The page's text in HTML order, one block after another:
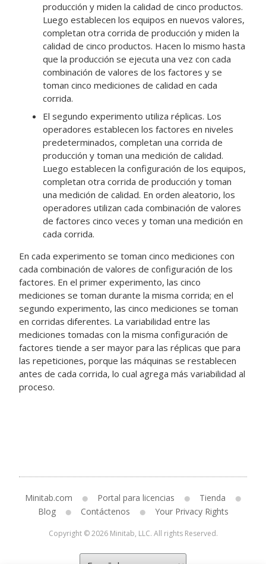
producción y miden la calidad de cinco productos.
Luego establecen los equipos en nuevos valores,
completan otra corrida de producción y miden la
calidad de cinco productos. Hacen lo mismo hasta
que la producción se ejecuta una vez con cada
combinación de valores de los factores y se
toman cinco mediciones de calidad en cada
corrida.
El segundo experimento utiliza réplicas. Los
operadores establecen los factores en niveles
predeterminados, completan una corrida de
producción y toman una medición de calidad.
Luego establecen la configuración de los equipos,
completan otra corrida de producción y toman
una medición de calidad. En orden aleatorio, los
operadores utilizan cada combinación de valores
de factores cinco veces y toman una medición en
cada corrida.
En cada experimento se toman cinco mediciones con
cada combinación de valores de configuración de los
factores. En el primer experimento, las cinco
mediciones se toman durante la misma corrida; en el
segundo experimento, las cinco mediciones se toman
en corridas diferentes. La variabilidad entre las
mediciones tomadas con la misma configuración de
factores tiende a ser mayor para las réplicas que para
las repeticiones, porque las máquinas se restablecen
antes de cada corrida, lo cual agrega más variabilidad al
proceso.
Minitab.com Portal para licencias
Tienda
Blog
Contáctenos Your Privacy Rights
Copyright © 2026 Minitab, LLC. All rights Reserved.